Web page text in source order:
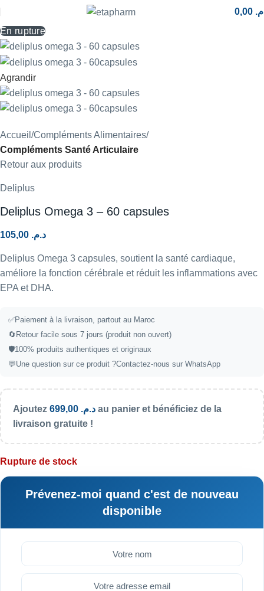
En rupture
Agrandir
Accueil Compléments Alimentaires
Compléments Santé Articulaire
Retour aux produits
Deliplus
Deliplus Omega 3 – 60 capsules
د.م.
Deliplus Omega 3 capsules, soutient la santé cardiaque,
améliore la fonction cérébrale et réduit les inflammations avec
EPA et DHA.
✅Paiement à la livraison, partout au Maroc
🔄Retour facile sous 7 jours (produit non ouvert)
🛡️100% produits authentiques et originaux
💬Une question sur ce produit ?Contactez-nous sur WhatsApp
Ajoutez د.م. au panier et bénéficiez de la
livraison gratuite !
Rupture de stock
Prévenez-moi quand c'est de nouveau
disponible